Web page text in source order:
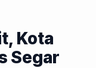
Kota
Segar